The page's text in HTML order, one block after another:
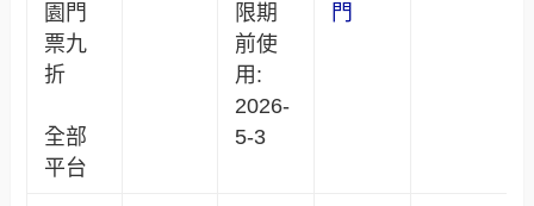
園門
票九
折
全部
平台
限期
前使
用:
2026-
5-3
門